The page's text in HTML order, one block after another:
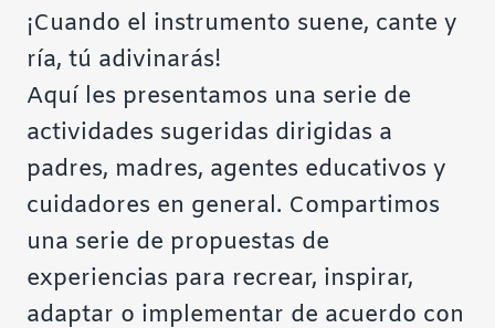
¡Cuando el instrumento suene, cante y
ría, tú adivinarás!
Aquí les presentamos una serie de
actividades sugeridas dirigidas a
padres, madres, agentes educativos y
cuidadores en general. Compartimos
una serie de propuestas de
experiencias para recrear, inspirar,
adaptar o implementar de acuerdo con